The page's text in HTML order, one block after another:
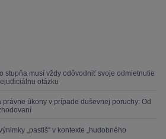
stupňa musí vždy odôvodniť svoje odmietnutie
otázku
úkony v prípade duševnej poruchy: Od
„pastiš“ v kontexte „hudobného